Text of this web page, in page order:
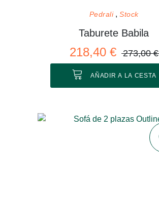
Pedrali Stock
Taburete Babila
218,40 € 273,00 €
AÑADIR A LA CESTA